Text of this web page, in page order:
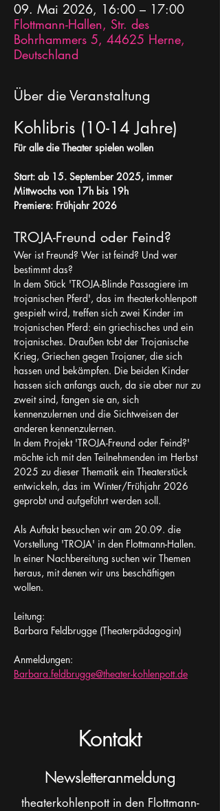
09. Mai 2026, 16:00 – 17:00
Flottmann-Hallen, Str. des
Bohrhammers 5, 44625 Herne,
Deutschland
Über die Veranstaltung
Kohlibris (10-14 Jahre)
Für alle die Theater spielen wollen
Start: ab 15. September 2025, immer
Mittwochs von 17h bis 19h
Premiere: Frühjahr 2026
TROJA-Freund oder Feind?
Wer ist Freund? Wer ist feind? Und wer
bestimmt das?
In dem Stück 'TROJA-Blinde Passagiere im
trojanischen Pferd', das im theaterkohlenpott
gespielt wird, treffen sich zwei Kinder im
trojanischen Pferd: ein griechisches und ein
trojanisches. Draußen tobt der Trojanische
Krieg, Griechen gegen Trojaner, die sich
hassen und bekämpfen. Die beiden Kinder
hassen sich anfangs auch, da sie aber nur zu
zweit sind, fangen sie an, sich
kennenzulernen und die Sichtweisen der
anderen kennenzulernen.
In dem Projekt 'TROJA-Freund oder Feind?'
möchte ich mit den Teilnehmenden im Herbst
2025 zu dieser Thematik ein Theaterstück
entwickeln, das im Winter/Frühjahr 2026
geprobt und aufgeführt werden soll.
Als Auftakt besuchen wir am 20.09. die
Vorstellung 'TROJA' in den Flottmann-Hallen.
In einer Nachbereitung suchen wir Themen
heraus, mit denen wir uns beschäftigen
wollen.
Leitung:
Barbara Feldbrugge (Theaterpädagogin)
Anmeldungen:
Barbara.feldbrugge@theater-kohlenpott.de
Kontakt
Newsletteranmeldung
theaterkohlenpott in den Flottmann-